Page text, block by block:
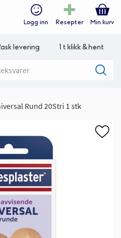
Logg inn Resepter Min kurv
levering 1 t klikk & hent
Rund 20Stri 1 stk